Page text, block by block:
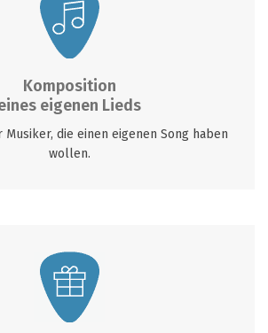
Komposition
eigenen Lieds
Musiker, die einen eigenen Song haben
wollen.